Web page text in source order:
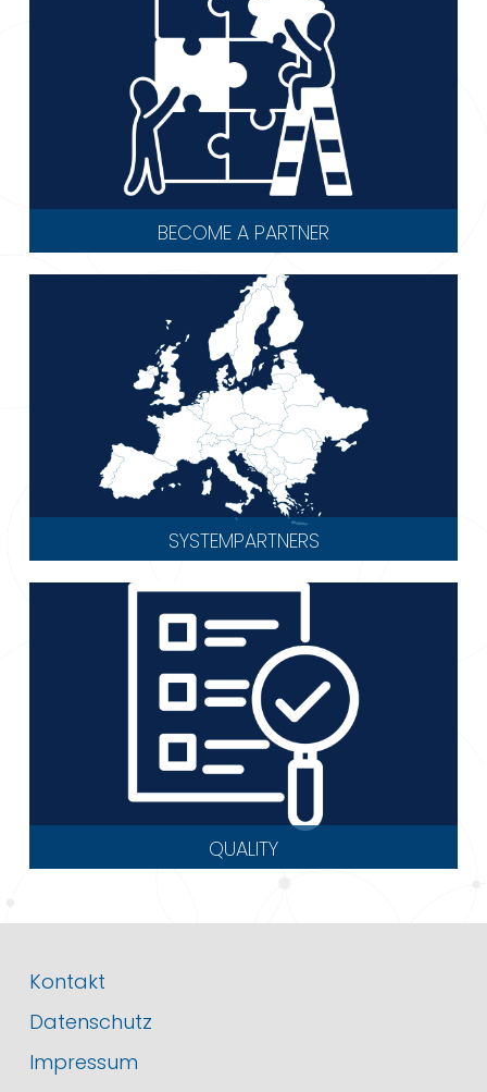
BECOME A PARTNER
SYSTEMPARTNERS
QUALITY
Kontakt
Datenschutz
Impressum